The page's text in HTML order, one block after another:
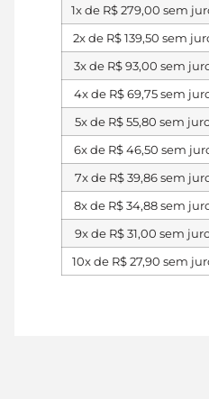
1x de R$279,00 sem
2x de R$139,50 sem
3x de R$93,00 sem
4x de R$69,75sem
5x de R$55,80 sem
6x de R$46,50 sem
7x de R$39,86sem
8x de R$34,88sem
9x de R$31,00 sem
10x de R$27,90 sem